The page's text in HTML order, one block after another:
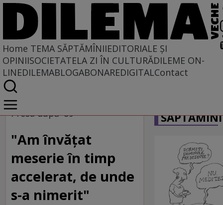
Home TEMA SĂPTĂMÎNIIEDITORIALE ȘI
OPINIISOCIETATELA ZI ÎN CULTURĂDILEME ON-
LINEDILEMABLOGABONAREDIGITALContact
Home
Tema săptămînii
Presa după '89
"Am învăţat
meserie în timp
accelerat, de unde
s-a nimerit"